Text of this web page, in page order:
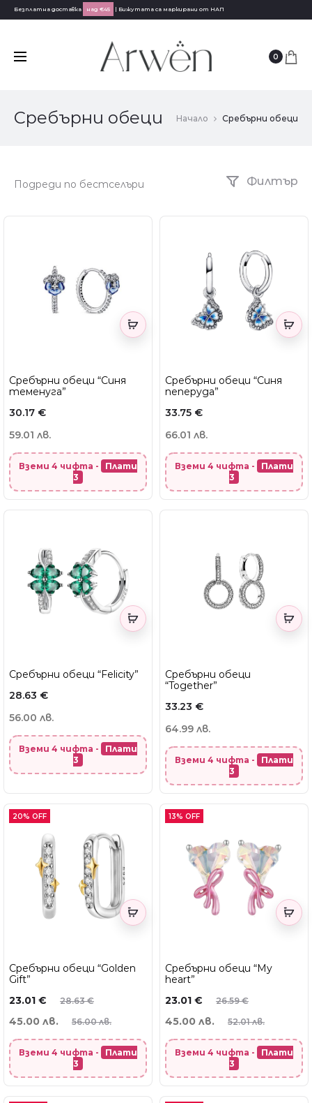
Безплатна доставка над €45 | Бижутата са маркирани от НАП
0
Сребърни обеци Начало Сребърни обеци
Филтър
Сребърни обеци “Синя
теменуга”
30.17 €
59.01 лв.
Вземи 4 чифта -
Плати
3
Сребърни обеци “Синя
пеперуда”
33.75 €
66.01 лв.
Вземи 4 чифта -
Плати
3
Сребърни обеци “Felicity”
28.63 €
56.00 лв.
Вземи 4 чифта -
Плати
3
Сребърни обеци
“Together”
33.23 €
64.99 лв.
Вземи 4 чифта -
Плати
3
20% OFF
Сребърни обеци “Golden
Gift”
28.63€
23.01 €
56.00 лв.
45.00 лв.
Вземи 4 чифта -
Плати
3
13% OFF
Сребърни обеци “My
heart”
26.59€
23.01 €
52.01 лв.
45.00 лв.
Вземи 4 чифта -
Плати
3